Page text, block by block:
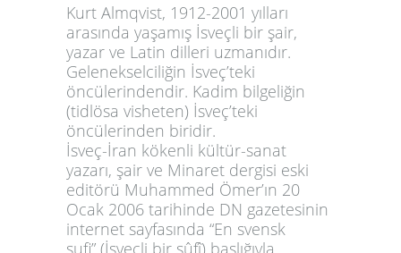
Kurt Almqvist, 1912-2001 yılları
arasında yaşamış İsveçli bir şair,
yazar ve Latin dilleri uzmanıdır.
Gelenekselciliğin İsveç’teki
öncülerindendir. Kadim bilgeliğin
(tidlösa visheten) İsveç’teki
öncülerinden biridir.
İsveç-İran kökenli kültür-sanat
yazarı, şair ve Minaret dergisi eski
editörü Muhammed Ömer’ın 20
Ocak 2006 tarihinde DN gazetesinin
internet sayfasında “En svensk
sufi” (İsveçli bir sûfî) başlığıyla